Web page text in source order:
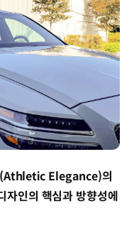
(Athletic Elegance)의
인의 핵심과 방향성에